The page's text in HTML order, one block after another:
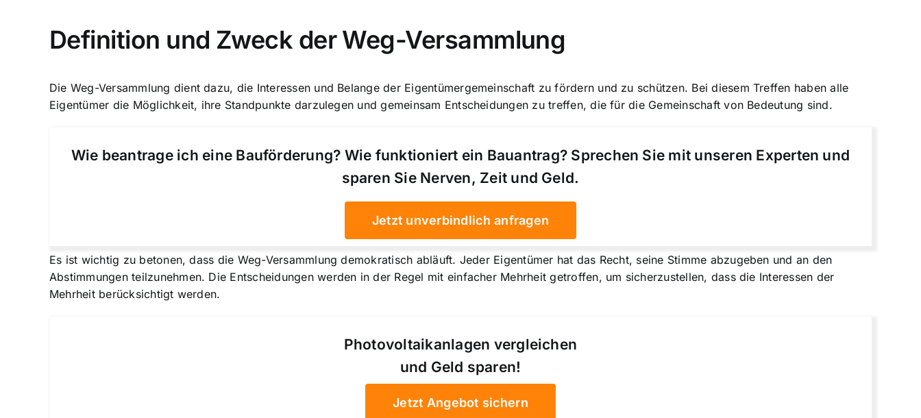
Definition und Zweck der Weg-Versammlung
Die Weg-Versammlung dient dazu, die Interessen und Belange der Eigentümergemeinschaft zu fördern und zu schützen. Bei diesem Treffen haben alle
Eigentümer die Möglichkeit, ihre Standpunkte darzulegen undgemeinsam Entscheidungen zu treffen, die für die Gemeinschaft von Bedeutung sind.
Wie beantrage ich eine Bauförderung? Wie funktioniert ein Bauantrag? Sprechen Sie mit unseren Experten und
sparen Sie Nerven, Zeit und Geld.
Jetzt unverbindlich anfragen
Es ist wichtig zu betonen, dass die Weg-Versammlung demokratisch abläuft. Jeder Eigentümer hat das Recht, seine Stimme abzugeben und an den
Abstimmungen teilzunehmen. Die Entscheidungen werden in der Regel mit einfacher Mehrheit getroffen, um sicherzustellen, dass die Interessen der
Mehrheit berücksichtigt werden.
Photovoltaikanlagen vergleichen
und Geld sparen!
Jetzt Angebot sichern